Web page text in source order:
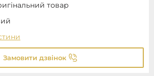
товар
Замовити дзвінок